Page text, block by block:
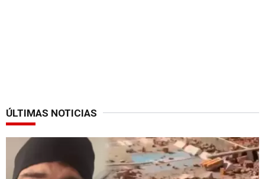
ÚLTIMAS NOTICIAS